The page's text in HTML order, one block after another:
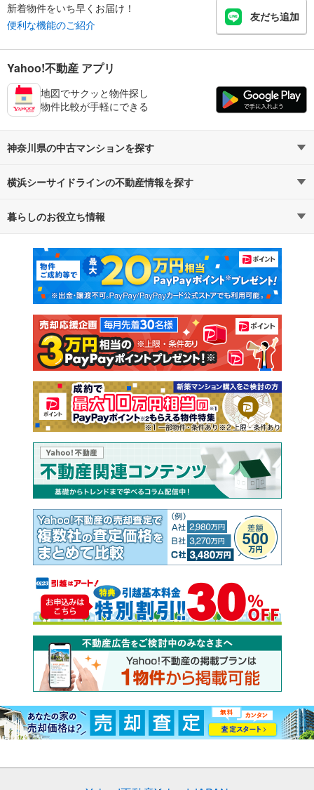
新着物件をいち早くお届け！
便利な機能のご紹介
友だち追加
Yahoo!不動産 アプリ
地図でサクッと物件探し
物件比較が手軽にできる
神奈川県の中古マンションを探す
路線・駅から探す 地域から探す
通勤・通学時間から探す
横浜シーサイドラインの不動産情報を探す
不動産・住宅
新築マンション 中古マンション
新築一戸建て 中古一戸建て
注文住宅 土地
売却査定
暮らしのお役立ち情報
マンションカタログ 教えて！住まいの先生